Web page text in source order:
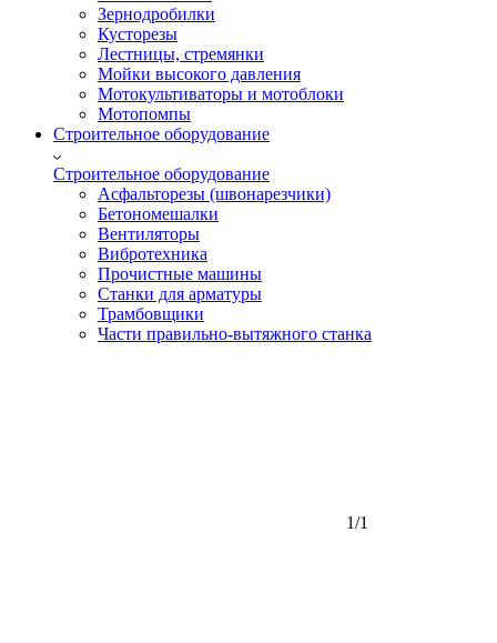
Зернодробилки
Кусторезы
Лестницы, стремянки
Мойки высокого давления
Мотокультиваторы и мотоблоки
Мотопомпы
Строительное оборудование
Строительное оборудование
Асфальторезы (швонарезчики)
Бетономешалки
Вентиляторы
Вибротехника
Прочистные машины
Станки для арматуры
Трамбовщики
Части правильно-вытяжного станка
1/1